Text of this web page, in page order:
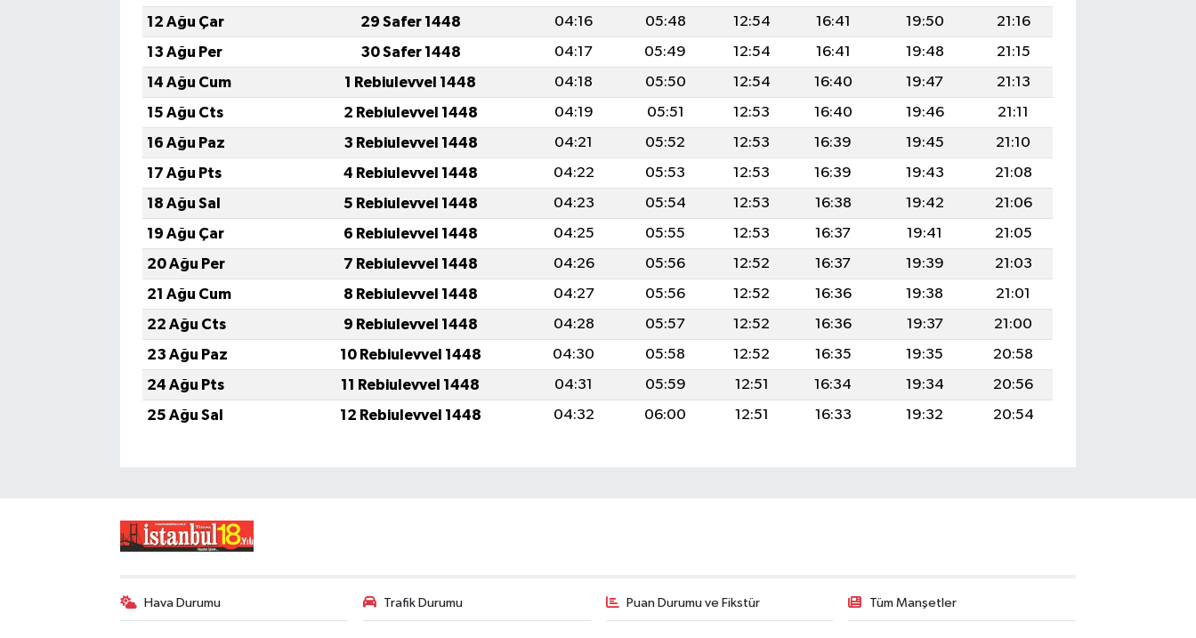
12 Ağu Çar
29 Safer 1448 04:16 05:48 12:54 16:41 19:50
21:16
13 Ağu Per
30 Safer 1448 04:17 05:49 12:54 16:41 19:48
21:15
14 Ağu Cum
1 Rebiulevvel 1448 04:18 05:50 12:54 16:40 19:47
21:13
15 Ağu Cts
2 Rebiulevvel 1448 04:19 05:51 12:53 16:40 19:46
21:11
16 Ağu Paz
3 Rebiulevvel 1448 04:21 05:52 12:53 16:39 19:45
21:10
17 Ağu Pts
4 Rebiulevvel 1448 04:22 05:53 12:53 16:39 19:43
21:08
18 Ağu Sal
5 Rebiulevvel 1448 04:23 05:54 12:53 16:38 19:42
21:06
19 Ağu Çar
6 Rebiulevvel 1448 04:25 05:55 12:53 16:37 19:41
21:05
20 Ağu Per
7 Rebiulevvel 1448 04:26 05:56 12:52 16:37 19:39
21:03
21 Ağu Cum
8 Rebiulevvel 1448 04:27 05:56 12:52 16:36 19:38
21:01
22 Ağu Cts
9 Rebiulevvel 1448 04:28 05:57 12:52 16:36 19:37
21:00
23 Ağu Paz
10 Rebiulevvel 1448 04:30 05:58 12:52 16:35 19:35
20:58
24 Ağu Pts
11 Rebiulevvel 1448 04:31 05:59 12:51 16:34 19:34
20:56
25 Ağu Sal
12 Rebiulevvel 1448 04:32 06:00 12:51 16:33 19:32 20:54
Hava Durumu Trafik Durumu Puan Durumu ve Fikstür Tüm Manşetler